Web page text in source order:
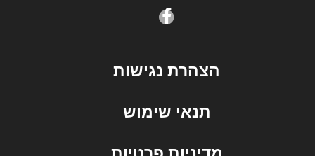
הצהרת נגישות
תנאי שימוש